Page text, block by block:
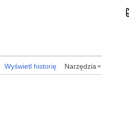
Wyświetl historię Narzędzia